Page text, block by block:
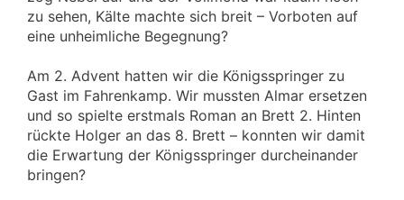
zu sehen, Kälte machte sich breit – Vorboten auf
eine unheimliche Begegnung?
Am 2. Advent hatten wir die Königsspringer zu
Gast im Fahrenkamp. Wir mussten Almar ersetzen
und so spielte erstmals Roman an Brett 2. Hinten
rückte Holger an das 8. Brett – konnten wir damit
die Erwartung der Königsspringer durcheinander
bringen?